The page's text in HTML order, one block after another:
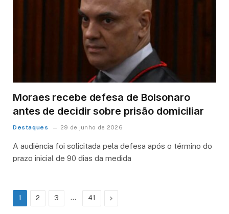
Moraes recebe defesa de Bolsonaro
antes de decidir sobre prisão domiciliar
Destaques 29 de junho de 2026
A audiência foi solicitada pela defesa após o término do
prazo inicial de 90 dias da medida
1 2 3 … 41 Next